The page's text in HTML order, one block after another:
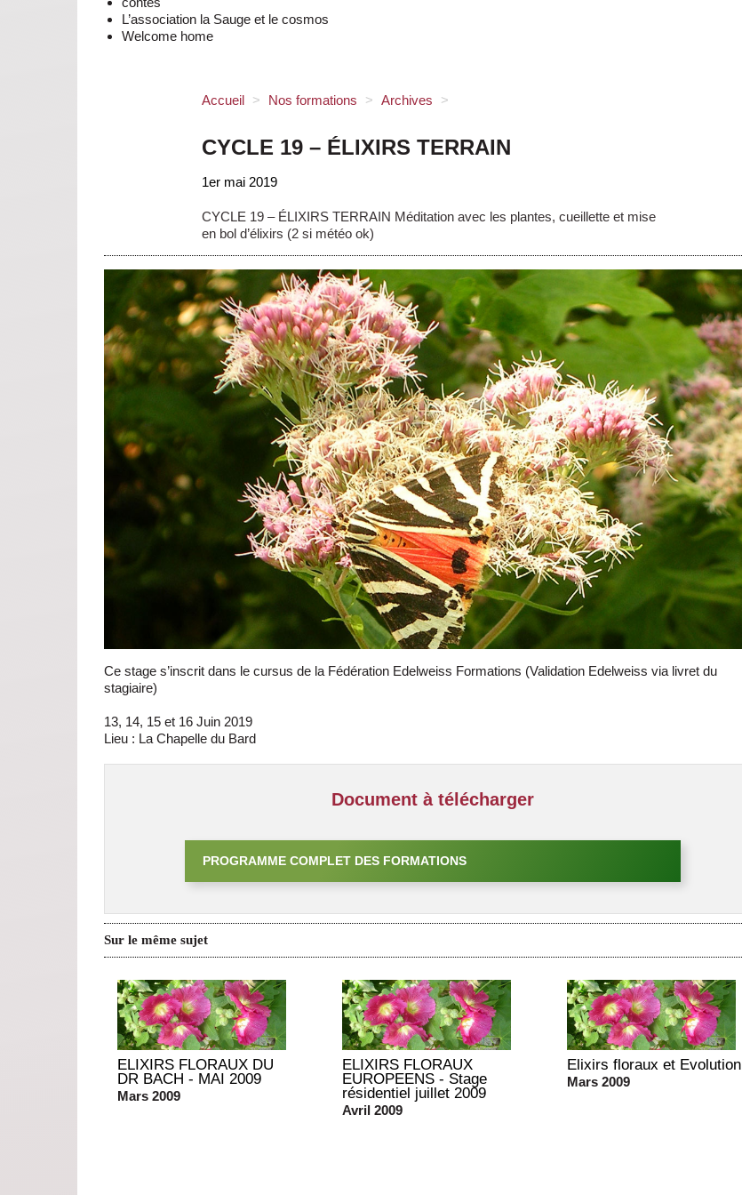
L’association la Sauge et le cosmos
Welcome home
Accueil > Nos formations > Archives >
CYCLE 19 – ÉLIXIRS TERRAIN
1er mai 2019
CYCLE 19 – ÉLIXIRS TERRAIN Méditation avec les plantes, cueillette et mise
en bol d’élixirs (2 si météo ok)
Ce stage s’inscrit dans le cursus de la Fédération Edelweiss Formations (Validation Edelweiss via livret du
stagiaire)
13, 14, 15 et 16 Juin 2019
Lieu : La Chapelle du Bard
Document à télécharger
PROGRAMME COMPLET DES FORMATIONS
Sur le même sujet
ELIXIRS FLORAUX DU
DR BACH - MAI 2009
Mars 2009
ELIXIRS FLORAUX
EUROPEENS - Stage
résidentiel juillet 2009
Avril 2009
Elixirs floraux et Evolution
Mars 2009